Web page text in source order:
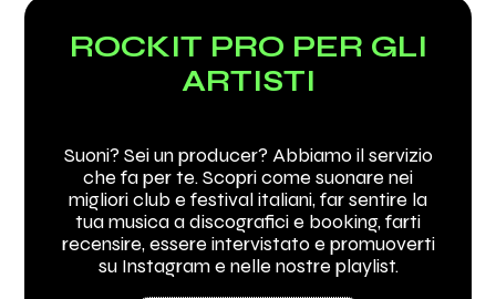
ROCKIT PRO PER GLI
ARTISTI
Suoni? Sei un producer? Abbiamo il servizio
che fa per te. Scopri come suonare nei
migliori club e festival italiani, far sentire la
tua musica a discografici e booking, farti
recensire, essere intervistato e promuoverti
su Instagram e nelle nostre playlist.